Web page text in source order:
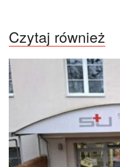
Czytaj również